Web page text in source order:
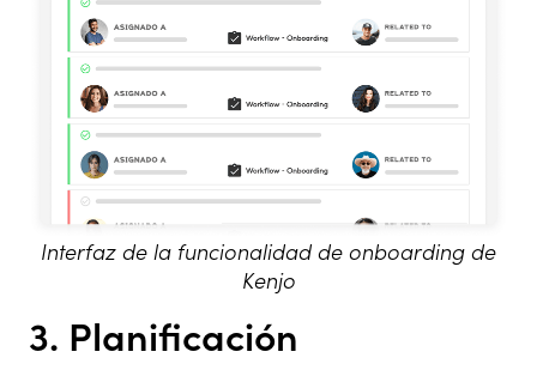
Interfaz de la funcionalidad de onboarding de
Kenjo
3. Planificación